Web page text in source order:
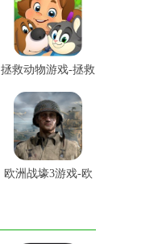
拯救动物游戏-拯救
动物...
欧洲战壕3游戏-欧